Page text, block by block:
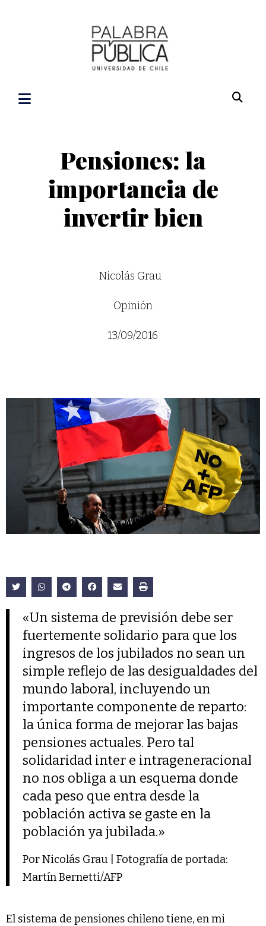
Pensiones: la
importancia de
invertir bien
Nicolás Grau
Opinión
13/09/2016
«Un sistema de previsión debe ser
fuertemente solidario para que los
ingresos de los jubilados no sean un
simple reflejo de las desigualdades del
mundo laboral, incluyendo un
importante componente de reparto:
la única forma de mejorar las bajas
pensiones actuales. Pero tal
solidaridad inter e intrageneracional
no nos obliga a un esquema donde
cada peso que entra desde la
población activa se gaste en la
población ya jubilada.»
Por Nicolás Grau | Fotografía de portada:
Martín Bernetti/AFP
El sistema de pensiones chileno tiene, en mi